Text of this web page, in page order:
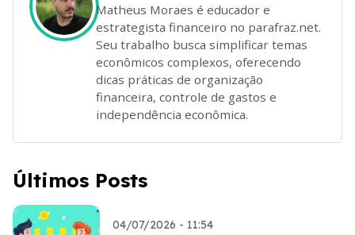
Matheus Moraes é educador e
estrategista financeiro no parafraz.net.
Seu trabalho busca simplificar temas
econômicos complexos, oferecendo
dicas práticas de organização
financeira, controle de gastos e
independência econômica.
Últimos Posts
04/07/2026 - 11:54